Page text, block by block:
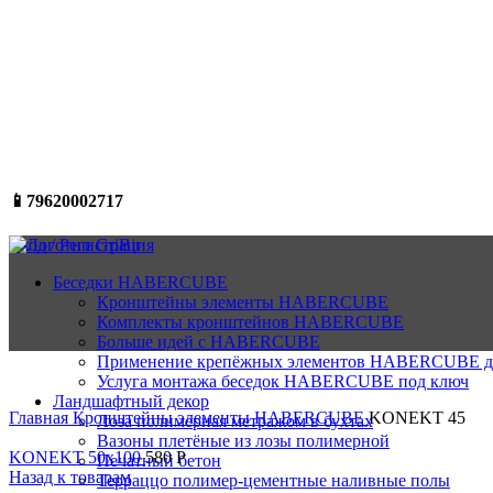
📱79620002717
Вход / Регистрация
Беседки HABERCUBE
Кронштейны элементы HABERCUBE
Комплекты кронштейнов HABERCUBE
Больше идей c HABERCUBE
Применение крепёжных элементов HABERCUBE
Услуга монтажа беседок HABERCUBE под ключ
Ландшафтный декор
Лоза полимерная метражом в бухтах
Вазоны плетёные из лозы полимерной
Печатный бетон
Терраццо полимер-цементные наливные полы
Нажмите, чтобы увеличить
Главная Кронштейны элементы HABERCUBEKONEKT 45
KONEKT 50x100580Р
Назад к товарам